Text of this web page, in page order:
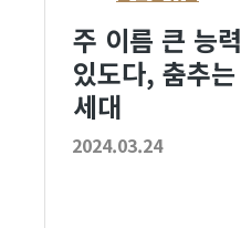
주 이름 큰 능력
있도다, 춤추는
세대
2024.03.24